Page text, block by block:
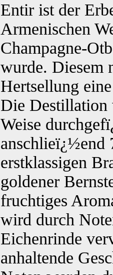
Entir ist der
Armenischen
Champagne-
wurde. Diesem
Hertsellung
Die Destillation
Weise
anschlieï¿½end
erstklassigen
goldener
fruchtiges
wird durch
Eichenrinde
anhaltende